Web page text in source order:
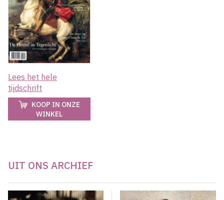
Lees het hele
tijdschrift
KOOP IN ONZE
WINKEL
UIT ONS ARCHIEF